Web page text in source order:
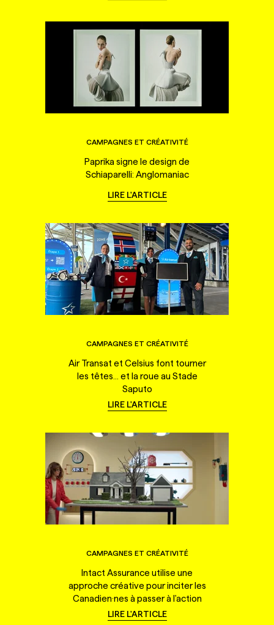
CAMPAGNES ET CRÉATIVITÉ
Paprika signe le design de
Schiaparelli: Anglomaniac
LIRE L'ARTICLE
CAMPAGNES ET CRÉATIVITÉ
Air Transat et Celsius font tourner
les têtes... et la roue au Stade
Saputo
LIRE L'ARTICLE
CAMPAGNES ET CRÉATIVITÉ
Intact Assurance utilise une
approche créative pour inciter les
Canadien·nes à passer à l'action
LIRE L'ARTICLE